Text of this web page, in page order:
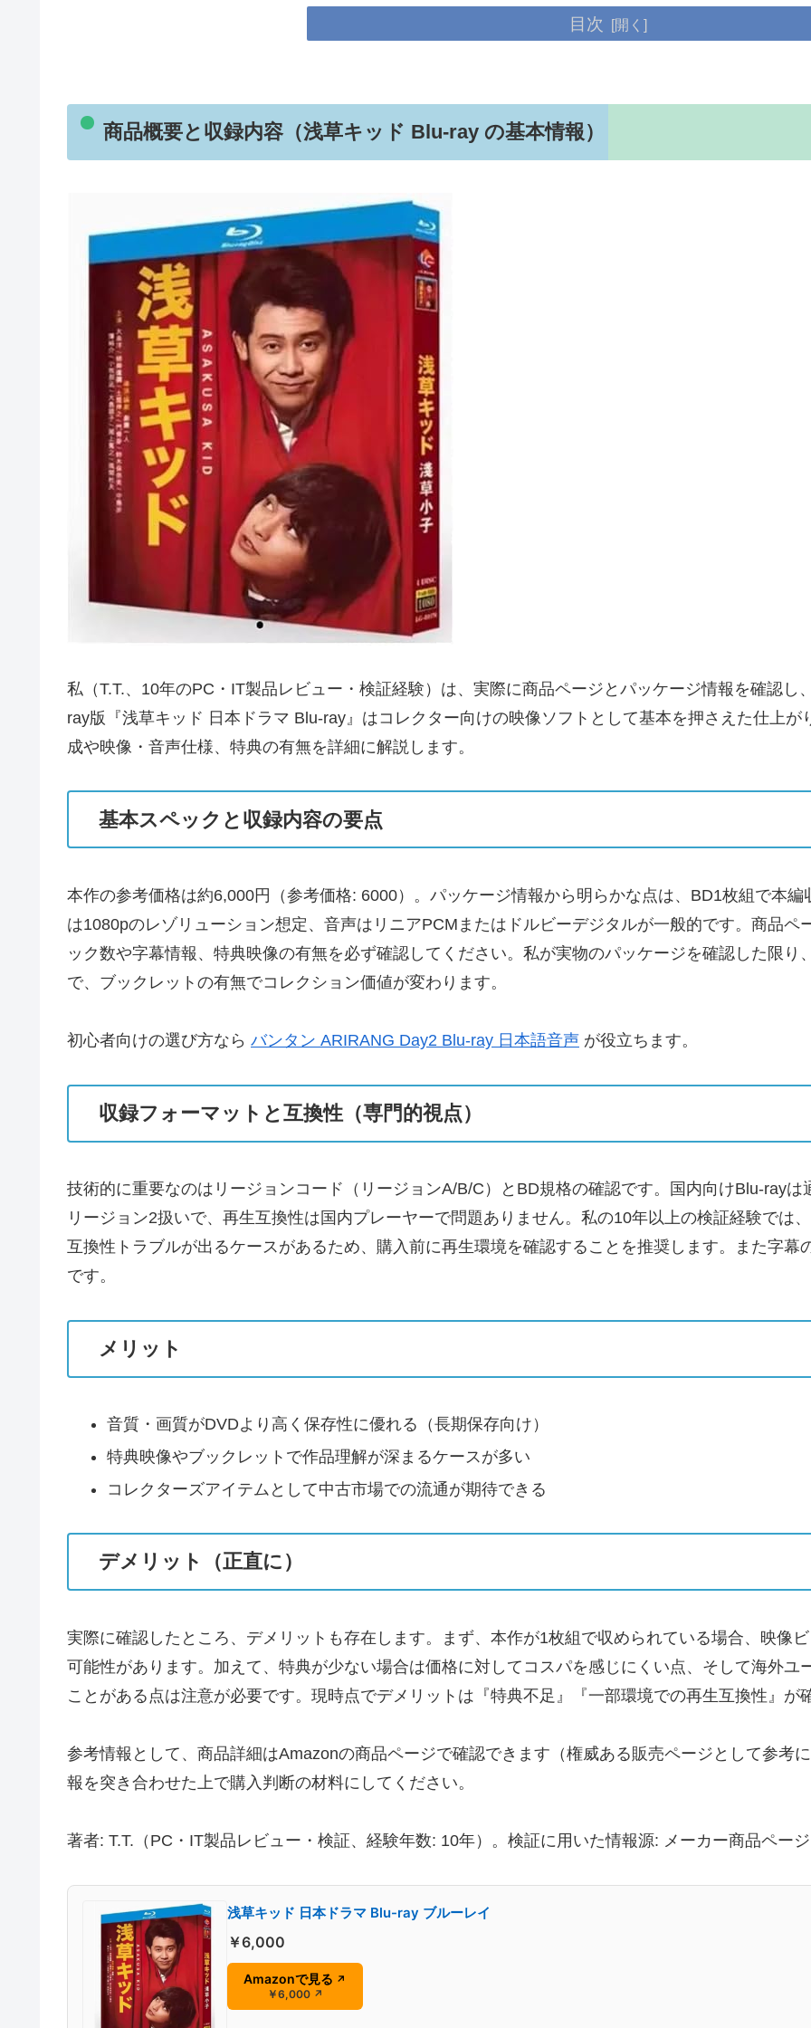
目次
商品概要と収録内容（浅草キッド Blu-ray の基本情報）
私（T.T.、10年のPC・IT製品レビュー・検証経験）は、実際に商品ページとパッケージ情報を確認
ray版『浅草キッド 日本ドラマ Blu-ray』はコレクター向けの映像ソフトとして基本を押さえた仕上
成や映像・音声仕様、特典の有無を詳細に解説します。
基本スペックと収録内容の要点
本作の参考価格は約6,000円（参考価格: 6000）。パッケージ情報から明らかな点は、BD1枚組で本
は1080pのレゾリューション想定、音声はリニアPCMまたはドルビーデジタルが一般的です。商品ペ
ック数や字幕情報、特典映像の有無を必ず確認してください。私が実物のパッケージを確認した限
で、ブックレットの有無でコレクション価値が変わります。
初心者向けの選び方なら バンタン ARIRANG Day2 Blu-ray 日本語音声 が役立ちます。
収録フォーマットと互換性（専門的視点）
技術的に重要なのはリージョンコード（リージョンA/B/C）とBD規格の確認です。国内向けBlu-ray
リージョン2扱いで、再生互換性は国内プレーヤーで問題ありません。私の10年以上の検証経験では
互換性トラブルが出るケースがあるため、購入前に再生環境を確認することを推奨します。また字
です。
メリット
音質・画質がDVDより高く保存性に優れる（長期保存向け）
特典映像やブックレットで作品理解が深まるケースが多い
コレクターズアイテムとして中古市場での流通が期待できる
デメリット（正直に）
実際に確認したところ、デメリットも存在します。まず、本作が1枚組で収められている場合、映像
可能性があります。加えて、特典が少ない場合は価格に対してコスパを感じにくい点、そして海外
ことがある点は注意が必要です。現時点でデメリットは『特典不足』『一部環境での再生互換性』が
参考情報として、商品詳細はAmazonの商品ページで確認できます（権威ある販売ページとして参考
報を突き合わせた上で購入判断の材料にしてください。
著者: T.T.（PC・IT製品レビュー・検証、経験年数: 10年）。検証に用いた情報源: メーカー商品ペー
浅草キッド 日本ドラマ Blu-ray ブルーレイ
￥6,000
Amazonで見る ↗
￥6,000 ↗